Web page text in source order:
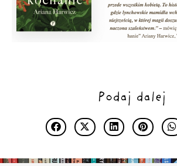
Podaj dalej